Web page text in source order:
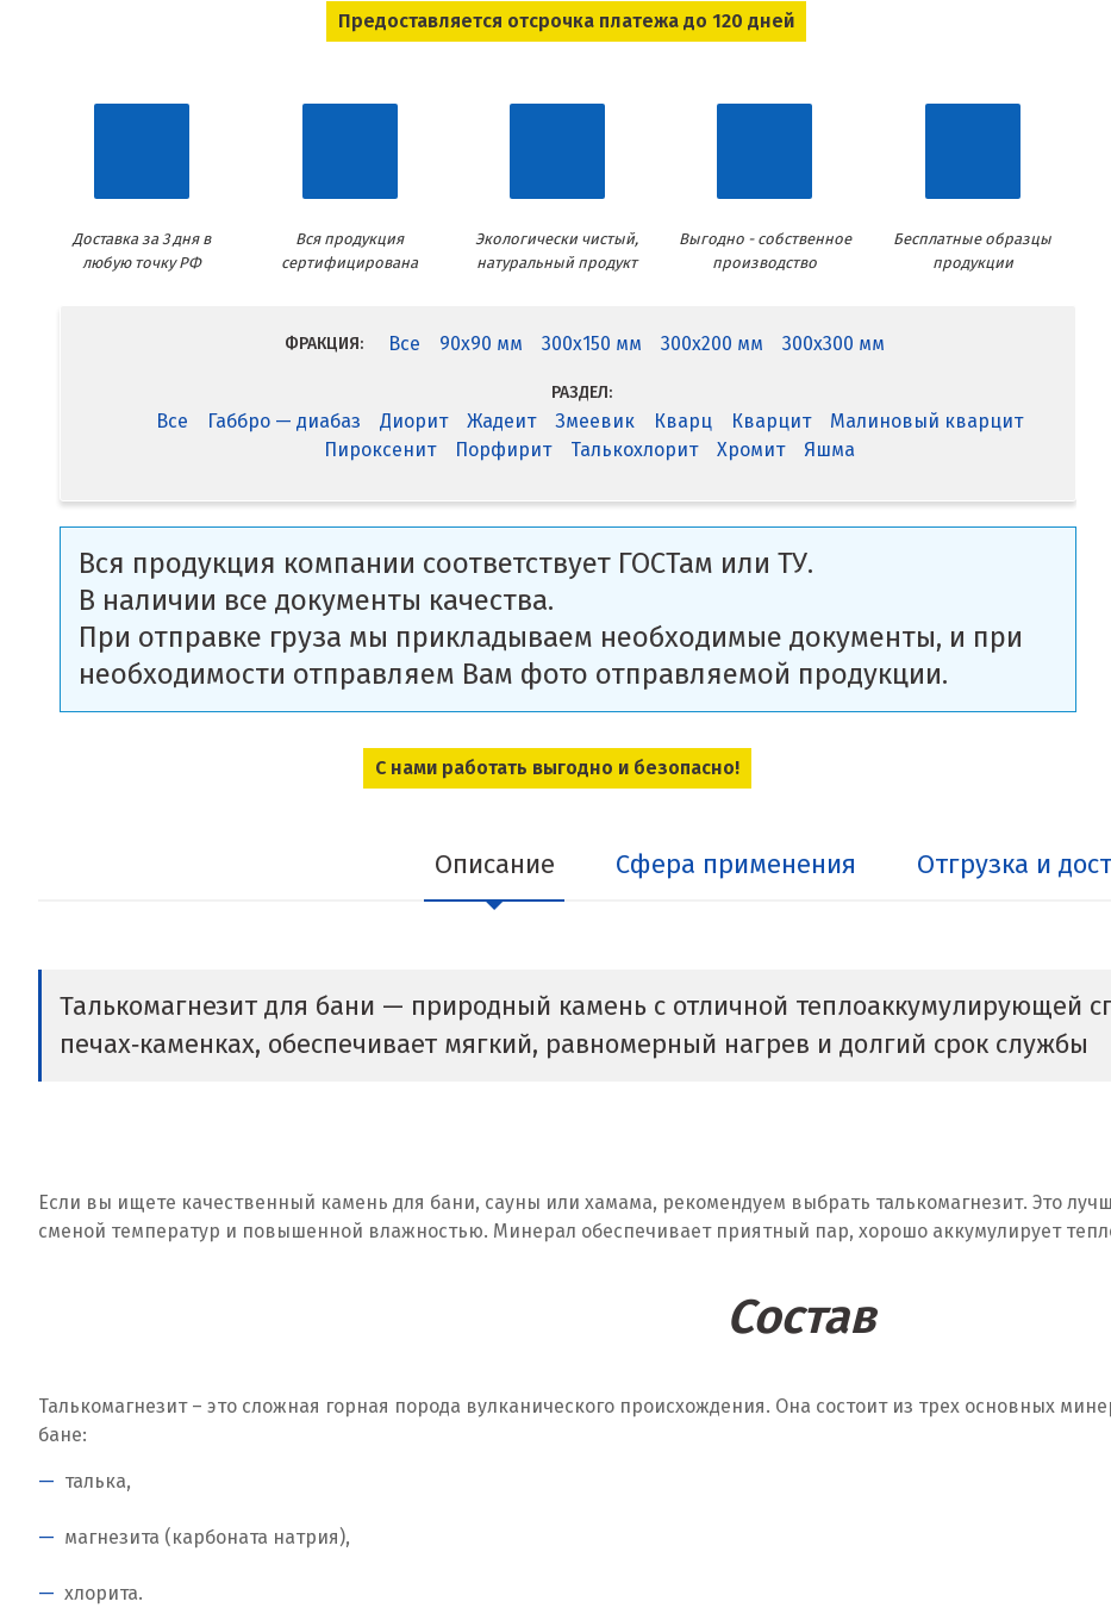
Предоставляется отсрочка платежа до 120 дней
Доставка за 3 дня в
любую точку РФ
Вся продукция
сертифицирована
Экологически чистый,
натуральный продукт
Выгодно - собственное
производство
Бесплатные образцы
продукции
ФРАКЦИЯ: Все 90x90 мм 300x150 мм 300x200 мм 300x300 мм
РАЗДЕЛ:
Все Габбро — диабаз Диорит Жадеит Змеевик Кварц Кварцит
Малиновый кварцит
Пироксенит
Порфирит Талькохлорит Хромит Яшма
Вся продукция компании соответствует ГОСТам или ТУ.
В наличии все документы качества.
При отправке груза мы прикладываем необходимые документы, и при
необходимости отправляем Вам фото отправляемой продукции.
С нами работать выгодно и безопасно!
Описание Сфера применения Отгрузка и
Талькомагнезит для бани — природный камень с отличной теплоаккумулирующей
печах‑каменках, обеспечивает мягкий, равномерный нагрев и долгий срок службы
Если вы ищете качественный камень для бани, сауны или хамама, рекомендуем выбрать талькомагнезит. Это
сменой температур и повышенной влажностью. Минерал обеспечивает приятный пар, хорошо аккумулирует
Состав
Талькомагнезит – это сложная горная порода вулканического происхождения. Она состоит из трех основных
бане:
талька,
магнезита (карбоната натрия),
хлорита.